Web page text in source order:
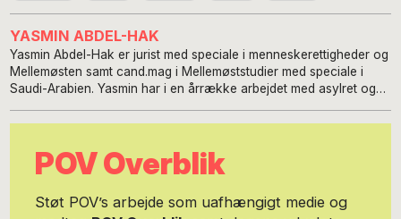
YASMIN ABDEL-HAK
Yasmin Abdel-Hak er jurist med speciale i menneskerettigheder og
Mellemøsten samt cand.mag i Mellemøststudier med speciale i
Saudi-Arabien. Yasmin har i en årrække arbejdet med asylret og
Mellemøsten, ligesom hun har samarbejdet med UNHCR med
har tillige været projektleder på en lang række
kapacitetsopbyggende EU-projekter i de tidligere
Hun har endvidere været projektleder for to større
POV Overblik
Støt POV’s arbejde som uafhængigt medie og